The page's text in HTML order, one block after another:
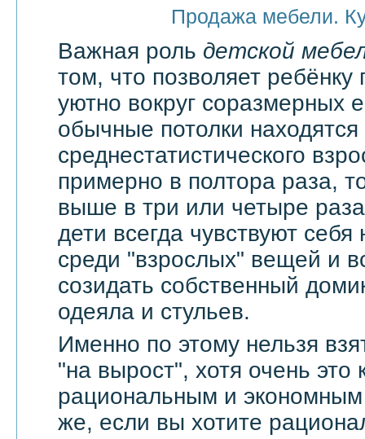
Продажа мебели.
Важная роль детской
том, что позволяет ребёнку
уютно вокруг соразмерных
обычные потолки
среднестатистического
примерно в полтора раза,
выше в три или четыре
дети всегда чувствуют
среди "взрослых" вещей и
созидать собственный
одеяла и стульев.
Именно по этому нельзя
"на вырост", хотя очень это
рациональным и экономным
же, если вы хотите